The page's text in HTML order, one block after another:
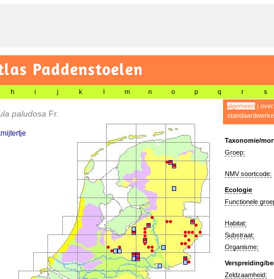
Paddenstoelen
h i j k l m n o p q r s
paludosa Fr.
algemeen|
Taxonomie/
Groep:
NMV soortcode:
Ecologie
Functionele
Habitat:
Substraat:
Organisme:
Verspreiding/
Zeldzaamheid: